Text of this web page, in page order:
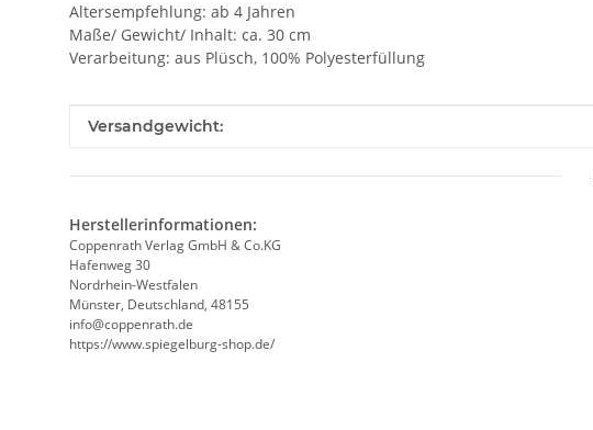
Altersempfehlung: ab 4 Jahren
Maße/ Gewicht/ Inhalt: ca. 30 cm
Verarbeitung: aus Plüsch, 100% Polyesterfüllung
Produkteigenschaft
Wert
Versandgewicht:
Herstellerinformationen:
Coppenrath Verlag GmbH & Co.KG
Hafenweg 30
Nordrhein-Westfalen
Münster, Deutschland, 48155
info@coppenrath.de
https://www.spiegelburg-shop.de/